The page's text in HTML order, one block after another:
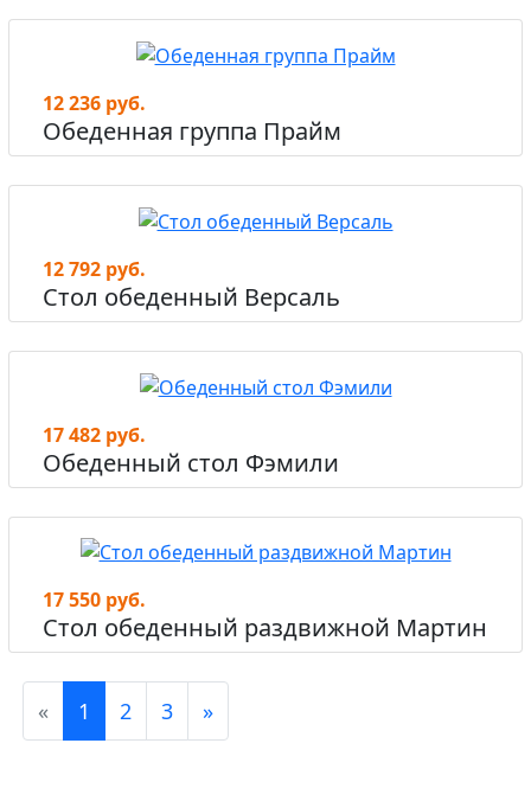
12 236 руб.
Обеденная группа Прайм
12 792 руб.
Стол обеденный Версаль
17 482 руб.
Обеденный стол Фэмили
17 550 руб.
Стол обеденный раздвижной Мартин
« 1 2 3 »